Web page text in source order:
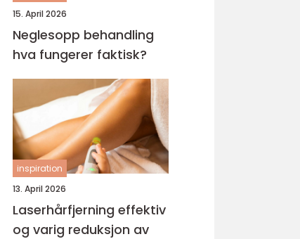
15. April 2026
Neglesopp behandling
hva fungerer faktisk?
inspiration
13. April 2026
Laserhårfjerning effektiv
og varig reduksjon av